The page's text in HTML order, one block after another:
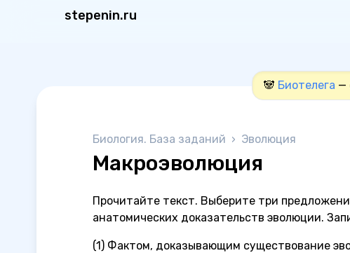
stepenin.ru
🐼 Биотелега —
Биология. База заданий › Эволюция
Макроэволюция
Прочитайте текст. Выберите три
анатомических доказательств эволюции.
(1) Фактом, доказывающим существование